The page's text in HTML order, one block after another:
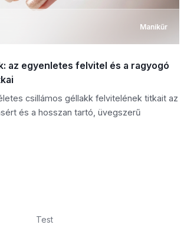
Manikűr
az egyenletes felvitel és a ragyogó
csillámos géllakk felvitelének titkait az
és a hosszan tartó, üvegszerű
Test